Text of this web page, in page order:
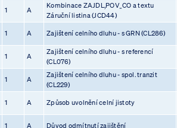
1 A
Kombinace ZAJDL,POV_CO a textu
Záruční listina (JCD44)
1 A Zajištení celního dluhu - s GRN (CL286)
1 A
Zajištení celního dluhu - s referencí
(CL076)
1 A
Zajištení celního dluhu - spol. tranzit
(CL229)
1 A Způsob uvolnění celní jistoty
1 A Důvod odmítnutí zajištění